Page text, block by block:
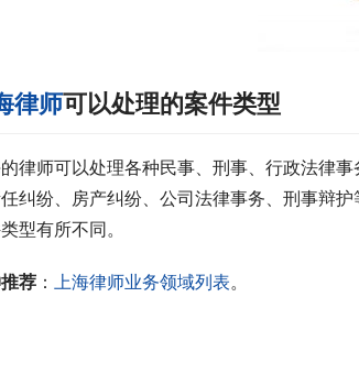
律师可以处理的案件类型
律师可以处理各种民事、刑事、行政法律
纠纷、房产纠纷、公司法律事务、刑事辩
型有所不同。
荐 ： 上海律师业务领域列表。